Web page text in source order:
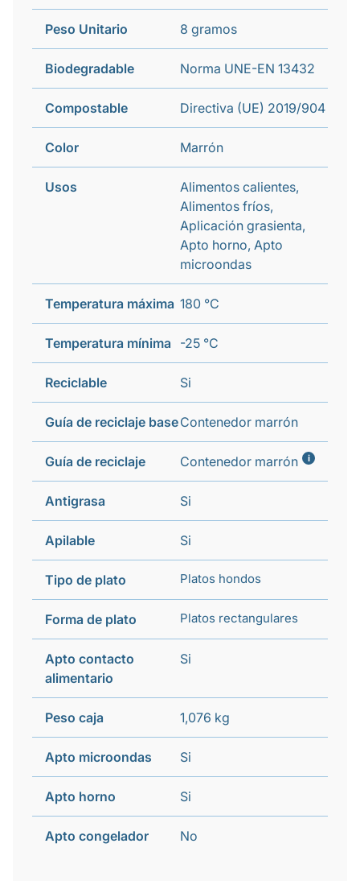
Peso Unitario 8 gramos
Biodegradable Norma UNE-EN 13432
Compostable Directiva (UE) 2019/904
Color Marrón
Usos
Alimentos calientes,
Alimentos fríos,
Aplicación grasienta,
Apto horno, Apto
microondas
Temperatura máxima 180 °C
Temperatura mínima -25 °C
Reciclable Si
Guía de reciclaje baseContenedor marrón
Guía de reciclaje Contenedor marrón i
Antigrasa Si
Apilable Si
Tipo de plato Platos hondos
Forma de plato Platos rectangulares
Apto contacto
alimentario
Si
Peso caja 1,076 kg
Apto microondas Si
Apto horno Si
Apto congelador No